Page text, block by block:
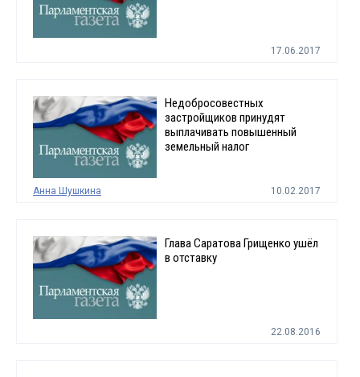
17.06.2017
Недобросовестных
застройщиков принудят
выплачивать повышенный
земельный налог
Анна Шушкина 10.02.2017
Глава Саратова Грищенко ушёл
в отставку
22.08.2016